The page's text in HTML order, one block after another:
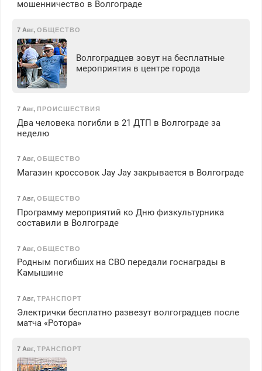
мошенничество в Волгограде
7 Авг, ОБЩЕСТВО
Волгоградцев зовут на бесплатные
мероприятия в центре города
7 Авг, ПРОИСШЕСТВИЯ
Два человека погибли в 21 ДТП в Волгограде за
неделю
7 Авг, ОБЩЕСТВО
Магазин кроссовок Jay Jay закрывается в Волгограде
7 Авг, ОБЩЕСТВО
Программу мероприятий ко Дню физкультурника
составили в Волгограде
7 Авг, ОБЩЕСТВО
Родным погибших на СВО передали госнаграды в
Камышине
7 Авг, ТРАНСПОРТ
Электрички бесплатно развезут волгоградцев после
матча «Ротора»
7 Авг, ТРАНСПОРТ